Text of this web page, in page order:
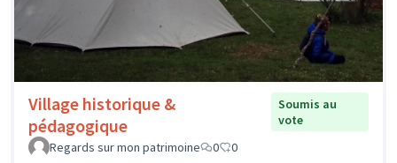
Village historique &
pédagogique
Soumis au
vote
Regards sur mon patrimoine
0 0